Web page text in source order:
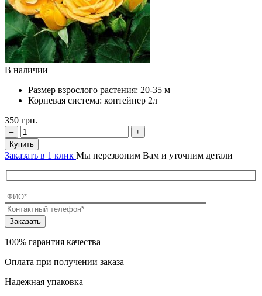
В наличии
Размер взрослого растения: 20-35 м
Корневая система: контейнер 2л
350 грн.
–
+
Купить
Заказать в 1 клик Мы перезвоним Вам и уточним детали
100% гарантия качества
Оплата при получении заказа
Надежная упаковка